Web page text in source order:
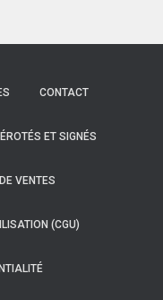
CONTACT
ET SIGNÉS
VENTES
(CGU)